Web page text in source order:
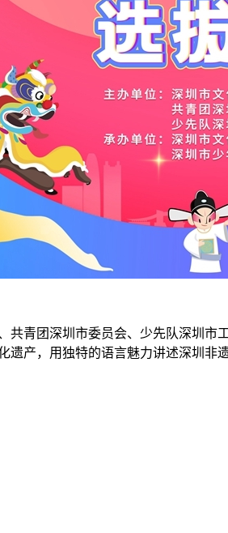
共青团深圳市委员会、少先队深圳
遗产，用独特的语言魅力讲述深圳非